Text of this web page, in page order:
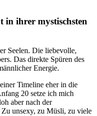
in ihrer mystischsten
Seelen. Die liebevolle,
Das direkte Spüren des
Energie.
Timeline eher in die
20 setze ich mich
aber nach der
unsexy, zu Müsli, zu viele